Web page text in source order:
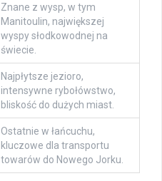
Znane z wysp, w tym
Manitoulin, największej
wyspy słodkowodnej na
świecie.
Najpłytsze jezioro,
intensywne rybołówstwo,
bliskość do dużych miast.
Ostatnie w łańcuchu,
kluczowe dla transportu
towarów do Nowego Jorku.